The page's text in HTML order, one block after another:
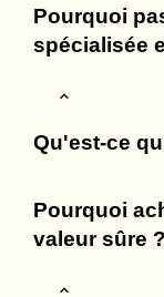
Pourquoi
spécialisée
Qu'est-ce
Pourquoi
valeur sûre ?